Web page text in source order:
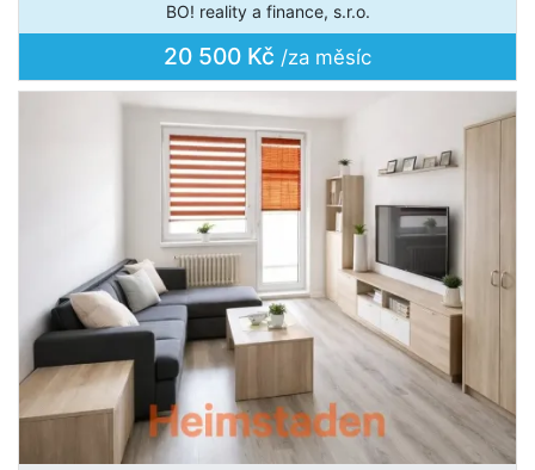
BO! reality a finance, s.r.o.
20 500 Kč /za měsíc